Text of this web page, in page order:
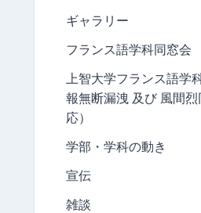
ギャラリー
フランス語学科同窓会
上智大学フランス語学
報無断漏洩 及び 風間
応）
学部・学科の動き
宣伝
雑談